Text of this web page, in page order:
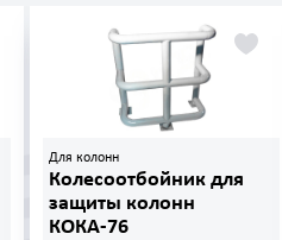
Для колонн
Колесоотбойник для
защиты колонн
КОКА-76